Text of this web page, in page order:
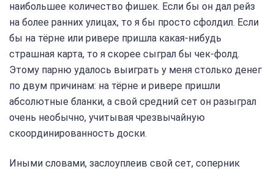
наибольшее количество фишек. Если бы он дал рейз
на более ранних улицах, то я бы просто сфолдил. Если
бы на тёрне или ривере пришла какая-нибудь
страшная карта, то я скорее сыграл бы чек-фолд.
Этому парню удалось выиграть у меня столько денег
по двум причинам: на тёрне и ривере пришли
абсолютные бланки, а свой средний сет он разыграл
очень необычно, учитывая чрезвычайную
скоординированность доски.
Иными словами, заслоуплеив свой сет, соперник